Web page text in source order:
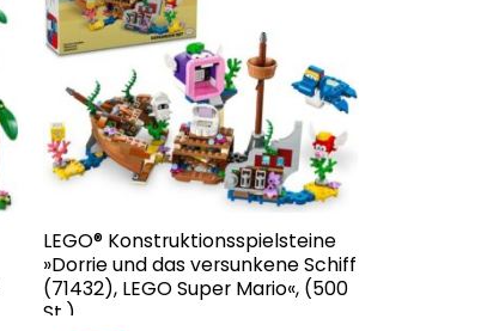
LEGO® Konstruktionsspielsteine
»Dorrie und das versunkene Schiff
(71432), LEGO Super Mario«, (500
St.)